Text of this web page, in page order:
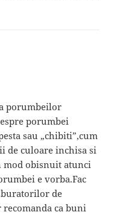
porumbeilor
porumbei
sau „chibiti”,cum
de culoare inchisa si
mod obisnuit atunci
e vorba.Fac
de
ca buni